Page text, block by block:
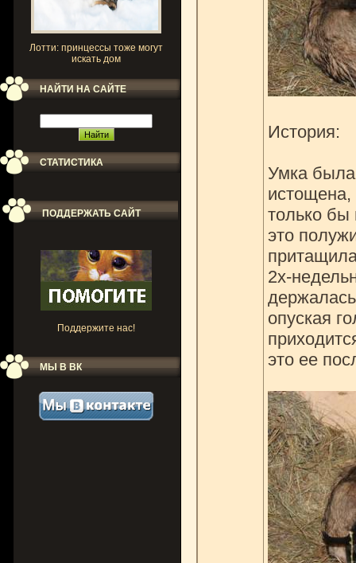
Лотти: принцессы тоже могут
искать дом
НАЙТИ НА САЙТЕ
СТАТИСТИКА
ПОДДЕРЖАТЬ САЙТ
Поддержите нас!
МЫ В ВК
История:
Умка
только бы
это
2х-
опуская
это ее